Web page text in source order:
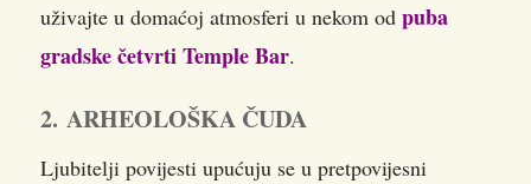
uživajte u domaćoj atmosferi u nekom od puba
gradske četvrti Temple Bar.
2. ARHEOLOŠKA ČUDA
Ljubitelji povijesti upućuju se u pretpovijesni